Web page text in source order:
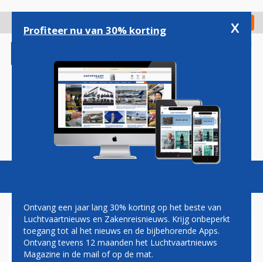
gaan
Check in
Magazine Podcasts Vacatures
VLIEGVERKEER OP
Profiteer nu van 30% korting x
Ontvang een jaar lang 30% korting op het beste van
Luchtvaartnieuws en Zakenreisnieuws. Krijg onbeperkt
toegang tot al het nieuws en de bijbehorende Apps.
Ontvang tevens 12 maanden het Luchtvaartnieuws
Magazine in de mail of op de mat.